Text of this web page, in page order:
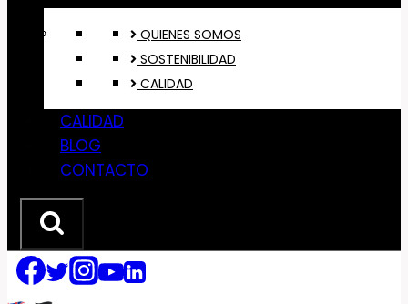
QUIENES SOMOS
SOSTENIBILIDAD
CALIDAD
CALIDAD
BLOG
CONTACTO